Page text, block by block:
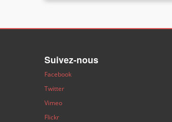
Suivez-nous
Facebook
Twitter
Vimeo
Flickr